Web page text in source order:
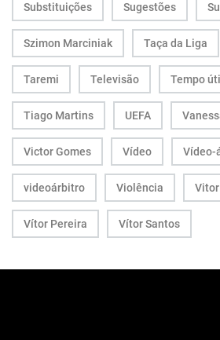
Substituições Sugestões
Szimon Marciniak Taça da Liga
Taremi Televisão Tempo
Tiago Martins UEFA
Victor Gomes Vídeo Vídeo-
videoárbitro Violência
Vítor Pereira Vítor Santos